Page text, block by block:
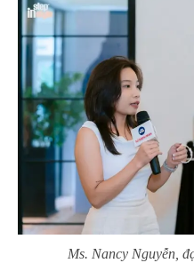
Ms. Nancy Nguyễn,